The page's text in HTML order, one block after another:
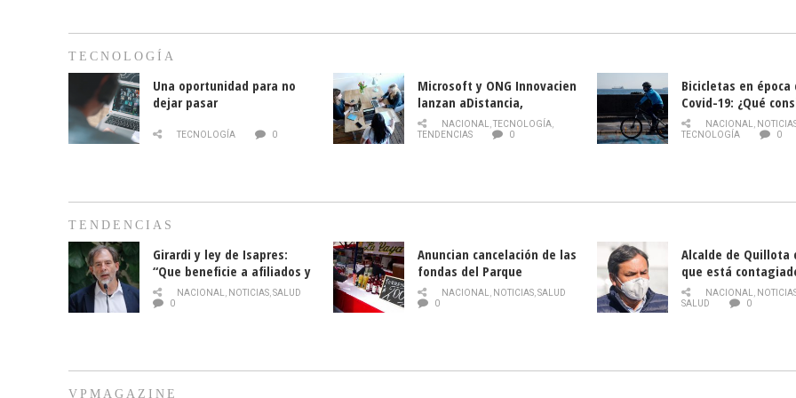
TECNOLOGÍA
Una oportunidad para no
dejar pasar
TECNOLOGÍA 0
Microsoft y ONG Innovacien
lanzan aDistancia,
plataforma con cursos
gratuitos online sobre
NACIONAL,TECNOLOGÍA,
TENDENCIAS
0
Bicicletas en época
Covid-19: ¿Qué
momento de
NACIONAL,
TECNOLOGÍA
0
TENDENCIAS
Girardi y ley de Isapres:
“Que beneficie a afiliados y
no legalice el abuso”
NACIONAL, NOTICIAS,SALUD
0
Anuncian cancelación de las
fondas del Parque
O’Higgins debido al
coronavirus
NACIONAL, NOTICIAS,SALUD
0
Alcalde de Quillota
que está
COVID-19
NACIONAL,
SALUD
0
VPMAGAZINE